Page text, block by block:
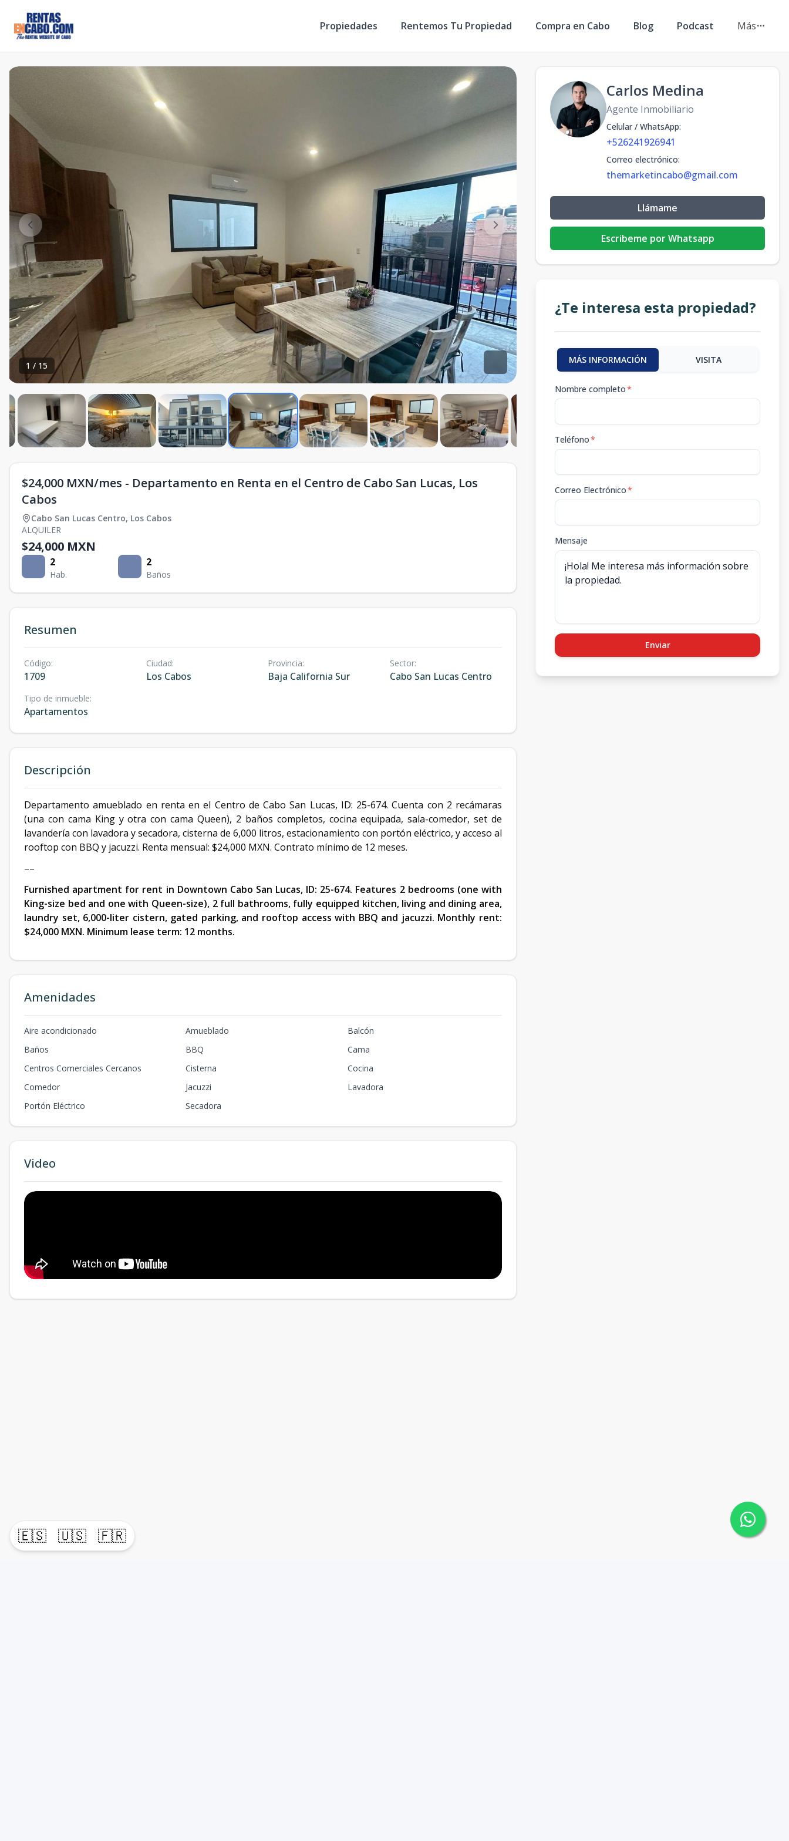
🇪🇸 🇺🇸 🇫🇷
Propiedades Rentemos Tu Propiedad Compra en Cabo Blog Podcast Más
1 / 15
$24,000 MXN/mes - Departamento en Renta en el Centro de Cabo San Lucas, Los
Cabos
Cabo San Lucas Centro, Los Cabos
ALQUILER
$24,000 MXN
2
Hab.
2
Baños
Resumen
Código:
1709
Ciudad:
Los Cabos
Provincia:
Baja California Sur
Sector:
Cabo San Lucas Centro
Tipo de inmueble:
Apartamentos
Descripción
Departamento amueblado en renta en el Centro de Cabo San Lucas, ID: 25-674. Cuenta con 2 recámaras
(una con cama King y otra con cama Queen), 2 baños completos, cocina equipada, sala-comedor, set de
lavandería con lavadora y secadora, cisterna de 6,000 litros, estacionamiento con portón eléctrico, y acceso al
rooftop con BBQ y jacuzzi. Renta mensual: $24,000 MXN. Contrato mínimo de 12 meses.
––
Furnished apartment for rent in Downtown Cabo San Lucas, ID: 25-674. Features 2 bedrooms (one with
King-size bed and one with Queen-size), 2 full bathrooms, fully equipped kitchen, living and dining area,
laundry set, 6,000-liter cistern, gated parking, and rooftop access with BBQ and jacuzzi. Monthly rent:
$24,000 MXN. Minimum lease term: 12 months.
Amenidades
Aire acondicionado Amueblado
Balcón
Baños
BBQ
Cama
Centros Comerciales Cercanos
Cisterna
Cocina
Comedor
Jacuzzi
Lavadora
Portón Eléctrico
Secadora
Video
Carlos Medina
Agente Inmobiliario
Celular / WhatsApp:
+526241926941
Correo electrónico:
themarketincabo@gmail.com
Llámame
Escribeme por Whatsapp
¿Te interesa esta propiedad?
MÁS INFORMACIÓN VISITA
Nombre completo*
Teléfono*
Correo Electrónico*
Mensaje
Enviar